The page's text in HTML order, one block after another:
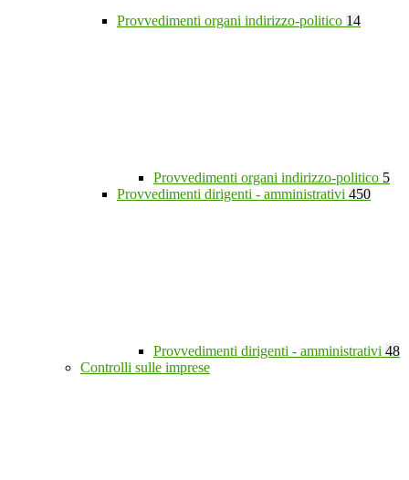
Provvedimenti organi indirizzo-politico 14
Provvedimenti organi indirizzo-politico 5
Provvedimenti dirigenti - amministrativi 450
Provvedimenti dirigenti - amministrativi 48
Controlli sulle imprese